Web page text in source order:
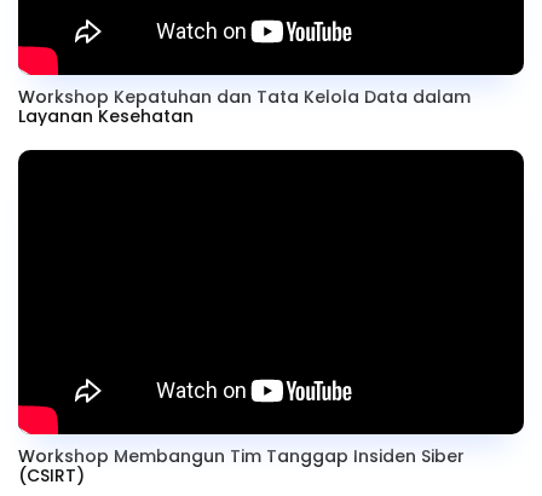
Workshop Kepatuhan dan Tata Kelola Data dalam
Layanan Kesehatan
Workshop Membangun Tim Tanggap Insiden Siber
(CSIRT)